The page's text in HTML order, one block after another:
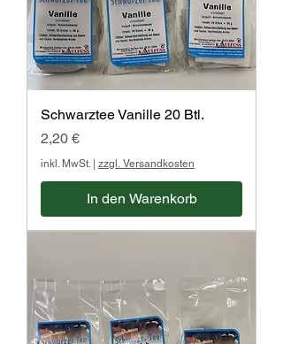
Schwarztee Vanille 20 Btl.
Preis
2,20 €
inkl. MwSt. | zzgl. Versandkosten
In den Warenkorb